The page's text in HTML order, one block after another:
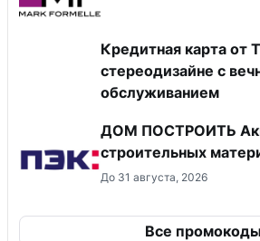
Кредитная карта от
стереодизайне с
обслуживанием
ДОМ ПОСТРОИТЬ
строительных
До 31 августа, 2026
Все